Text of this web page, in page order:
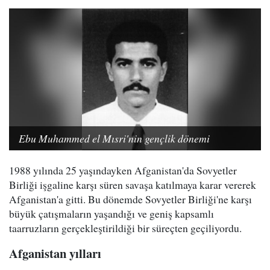
Ebu Muhammed el Mısri'nin gençlik dönemi
1988 yılında 25 yaşındayken Afganistan'da Sovyetler
Birliği işgaline karşı süren savaşa katılmaya karar vererek
Afganistan'a gitti. Bu dönemde Sovyetler Birliği'ne karşı
büyük çatışmaların yaşandığı ve geniş kapsamlı
taarruzların gerçekleştirildiği bir süreçten geçiliyordu.
Afganistan yılları